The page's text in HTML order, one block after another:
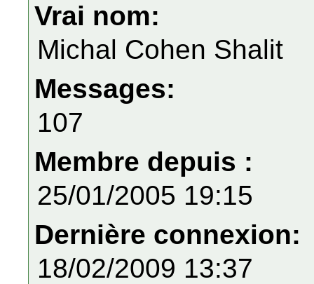
Vrai nom:
Michal Cohen Shalit
Messages:
107
Membre depuis :
25/01/2005 19:15
Dernière connexion:
18/02/2009 13:37